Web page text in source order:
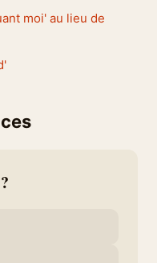
moi' au lieu de